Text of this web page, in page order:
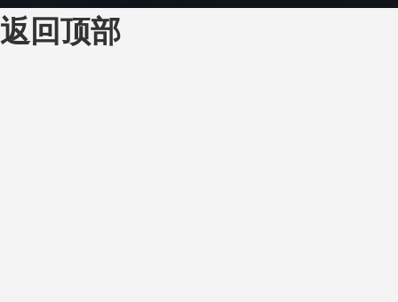
返回顶部